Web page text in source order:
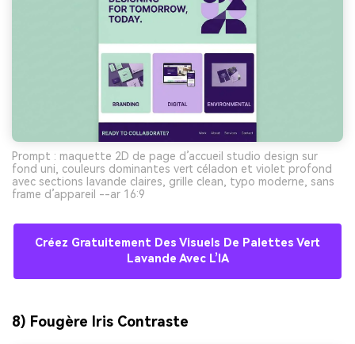
Prompt : maquette 2D de page d’accueil studio design sur
fond uni, couleurs dominantes vert céladon et violet profond
avec sections lavande claires, grille clean, typo moderne, sans
frame d’appareil --ar 16:9
Créez Gratuitement Des Visuels De Palettes Vert
Lavande Avec L’IA
8) Fougère Iris Contraste